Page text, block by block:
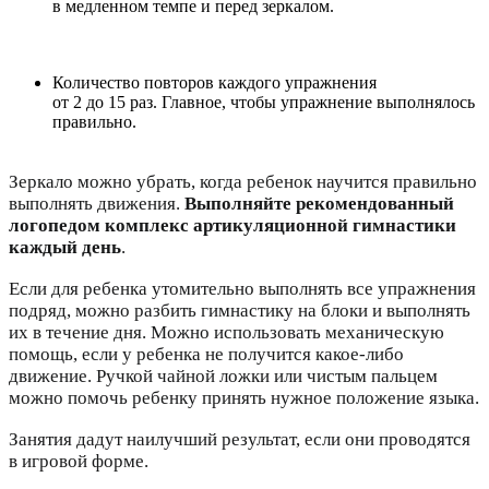
в медленном темпе и перед зеркалом.
Количество повторов каждого упражнения
от 2 до 15 раз. Главное, чтобы упражнение выполнялось
правильно.
Зеркало можно убрать, когда ребенок научится правильно
выполнять движения. Выполняйте рекомендованный
логопедом комплекс артикуляционной гимнастики
каждый день.
Если для ребенка утомительно выполнять все упражнения
подряд, можно разбить гимнастику на блоки и выполнять
их в течение дня. Можно использовать механическую
помощь, если у ребенка не получится какое-либо
движение. Ручкой чайной ложки или чистым пальцем
можно помочь ребенку принять нужное положение языка.
Занятия дадут наилучший результат, если они проводятся
в игровой форме.